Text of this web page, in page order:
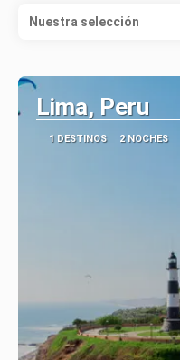
Nuestra selección
Lima, Peru
1 DESTINOS 2 NOCHES